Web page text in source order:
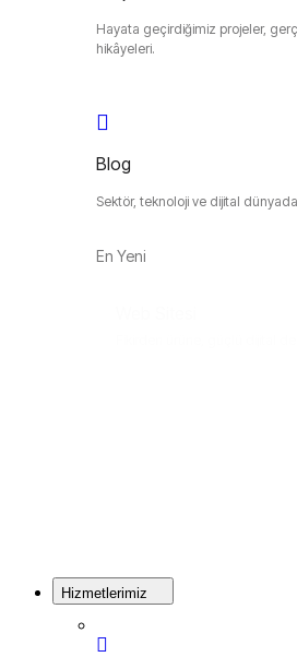
Hayata geçirdiğimiz projeler,
hikâyeleri.
Blog
Sektör, teknoloji ve dijital
En Yeni
Hizmetlerimiz